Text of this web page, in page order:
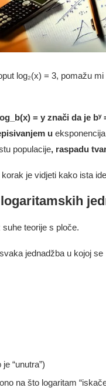
log₂(x) = 3, pomažu
= y znači da je
u
populacije, raspadu
je vidjeti kako ista
teorije s ploče.
jednadžba u kojoj
“unutra”)
na što logaritam